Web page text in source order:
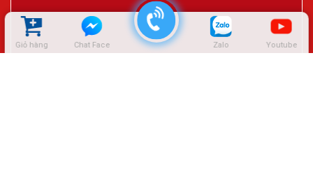
Giỏ hàng Chat Face Zalo Youtube